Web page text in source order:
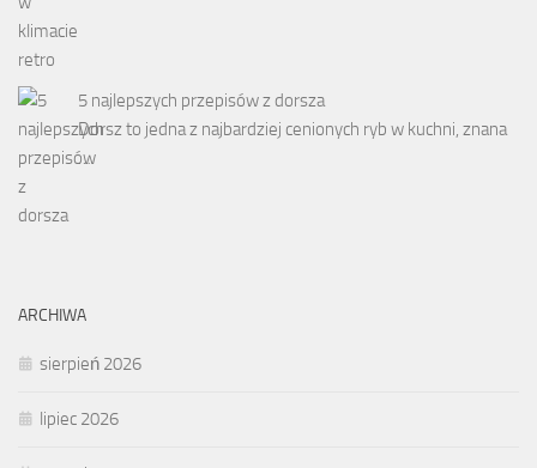
5 najlepszych przepisów z dorsza
Dorsz to jedna z najbardziej cenionych ryb w kuchni, znana
…
ARCHIWA
sierpień 2026
lipiec 2026